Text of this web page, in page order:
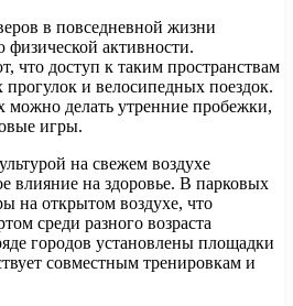
в повседневной жизни
физической активности.
что доступ к таким пространствам
и велосипедных поездок.
можно делать утренние пробежки,
игры.
на свежем воздухе
влияние на здоровье. В парковых
на открытом воздухе, что
среди разного возраста
городов установлены площадки
совместным тренировкам и